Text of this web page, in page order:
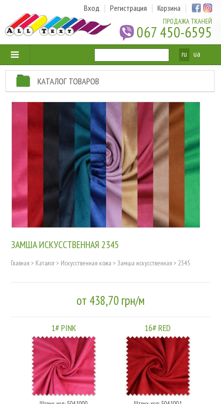
ПРОДАЖА ТКАНЕЙ
067 450-6595
Вход Регистрация Корзина
ru ua
КАТАЛОГ ТОВАРОВ
ЗАМША ИСКУССТВЕННАЯ 2345
Главная > Каталог> Искусственная кожа > Замша искусственная > 2345
от 438,70 грн/м
1# PINK 16# RED